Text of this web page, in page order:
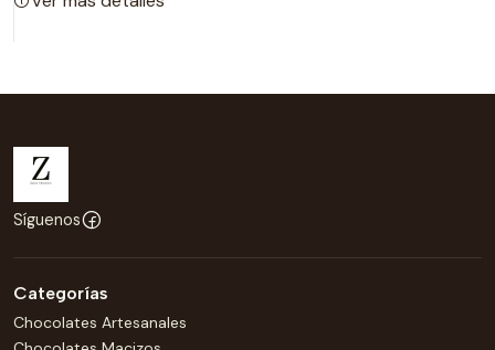
Síguenos
Categorías
Chocolates Artesanales